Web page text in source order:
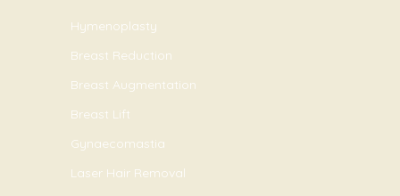
Hymenoplasty
Breast Reduction
Breast Augmentation
Breast Lift
Gynaecomastia
Laser Hair Removal